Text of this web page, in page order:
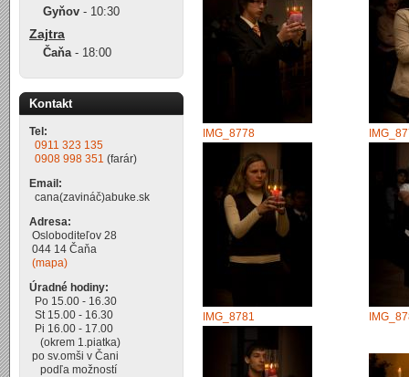
IMG_8778
IMG_8781
Gyňov - 10:30
Zajtra
Čaňa- 18:00
Kontakt
Tel:
0911 323 135
0908 998 351 (farár)
Email:
cana(zavináč)abuke.sk
Adresa:
Osloboditeľov 28
044 14 Čaňa
(mapa)
Úradné hodiny:
Po 15.00 - 16.30
St 15.00 - 16.30
Pi 16.00 - 17.00
(okrem 1.piatka)
po sv.omši v Čani
podľa možností